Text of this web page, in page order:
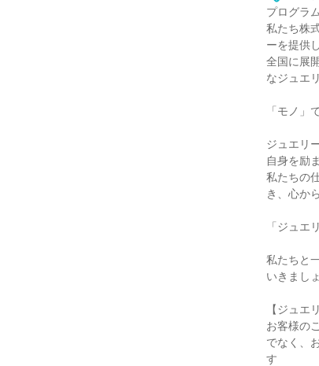
プログラ
私たち株
ーを提供
全国に展
なジュエ
「モノ」
ジュエリ
自身を励
私たちの
き、心か
「ジュエ
私たちと
いきまし
【ジュエ
お客様の
でなく、
す